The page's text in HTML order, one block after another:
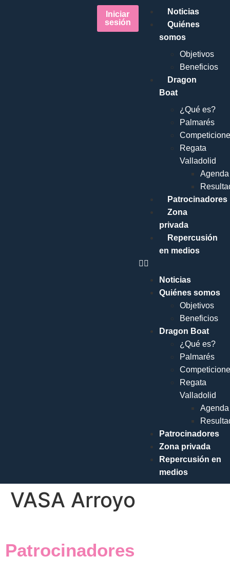
Noticias
Quiénes
somos
Objetivos
Beneficios
Dragon
Boat
¿Qué es?
Palmarés
Regata
Valladolid
Agenda
Patrocinadores
Zona
privada
Repercusión
en medios
Noticias
Quiénes somos
Objetivos
Beneficios
Dragon Boat
¿Qué es?
Palmarés
Regata
Valladolid
Agenda
Patrocinadores
Zona privada
Repercusión en
medios
Iniciar
sesión
VASA Arroyo
Patrocinadores